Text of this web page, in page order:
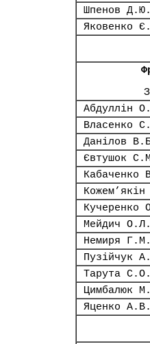
Шпенов Д.Ю.
Яковенко
Абдуллін
Власенко
Данілов
Євтушок
Кабаченко
Кучеренко
Мейдич О.Л.
Немиря Г.М.
Пузійчук
Тарута С.О.
Цимбалюк
Яценко А.В.